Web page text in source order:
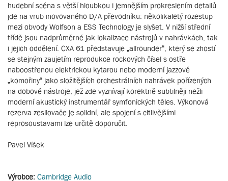
hudební scéna s větší hloubkou i jemnějším prokreslením detailů
jde na vrub inovovaného D/A převodníku: několikaletý rozestup
mezi obvody Wolfson a ESS Technology je slyšet. V nižší střední
třídě jsou nadprůměrné jak lokalizace nástrojů v nahrávkách, tak
i jejich oddělení. CXA 61 představuje „allrounder“, který se zhostí
se stejným zaujetím reprodukce rockových čísel s ostře
naboostřenou elektrickou kytarou nebo moderní jazzové
„komořiny“ jako složitějších orchestrálních nahrávek pořízených
na dobové nástroje, jež zde vyznívají korektně subtilněji nežli
moderní akustický instrumentář symfonických těles. Výkonová
rezerva zesilovače je solidní, ale spojení s citlivějšími
reprosoustavami lze určitě doporučit.
Pavel Víšek
Výrobce: Cambridge Audio